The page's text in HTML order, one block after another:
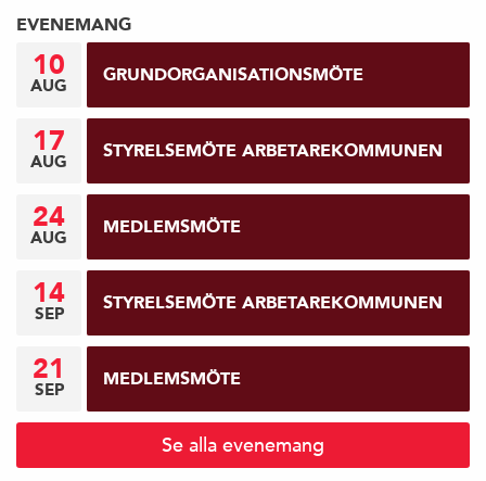
EVENEMANG
10
AUG GRUNDORGANISATIONSMÖTE
17
AUG STYRELSEMÖTE ARBETAREKOMMUNEN
24
AUG MEDLEMSMÖTE
14
SEP STYRELSEMÖTE ARBETAREKOMMUNEN
21
SEP MEDLEMSMÖTE
Se alla evenemang